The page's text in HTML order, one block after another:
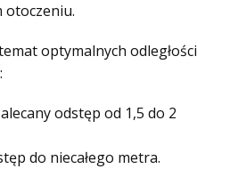
otoczeniu.
optymalnych odległości
odstęp od 1,5 do 2
do niecałego metra.